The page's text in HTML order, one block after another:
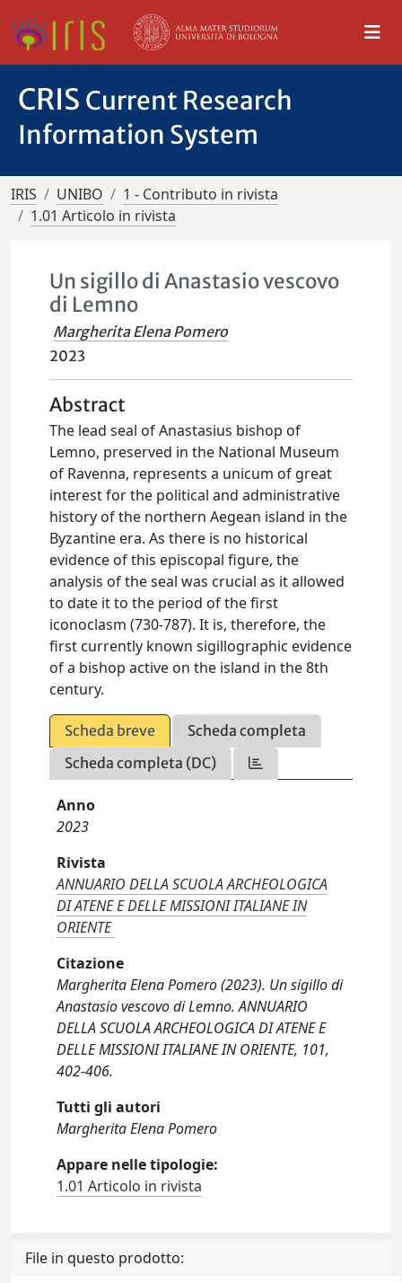
CRIS Current Research
Information System
IRIS UNIBO
1 - Contributo in rivista
1.01 Articolo in rivista
Un sigillo di Anastasio vescovo
di Lemno
Margherita Elena Pomero
2023
Abstract
The lead seal of Anastasius bishop of
Lemno, preserved in the National Museum
of Ravenna, represents a unicum of great
interest for the political and administrative
history of the northern Aegean island in the
Byzantine era. As there is no historical
evidence of this episcopal figure, the
analysis of the seal was crucial as it allowed
to date it to the period of the first
iconoclasm (730-787). It is, therefore, the
first currently known sigillographic evidence
of a bishop active on the island in the 8th
century.
Scheda breve
Scheda completa
Scheda completa (DC)
Anno
2023
Rivista
ANNUARIO DELLA SCUOLA ARCHEOLOGICA
DI ATENE E DELLE MISSIONI ITALIANE IN
ORIENTE
Citazione
Margherita Elena Pomero (2023). Un sigillo di
Anastasio vescovo di Lemno. ANNUARIO
DELLA SCUOLA ARCHEOLOGICA DI ATENE E
DELLE MISSIONI ITALIANE IN ORIENTE, 101,
402-406.
Tutti gli autori
Margherita Elena Pomero
Appare nelle tipologie:
1.01 Articolo in rivista
File in questo prodotto: